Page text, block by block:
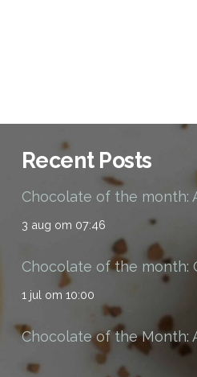
Recent Posts
Chocolate of the month:
3 aug om 07:46
Chocolate of the month:
1 jul om 10:00
Chocolate of the Month: